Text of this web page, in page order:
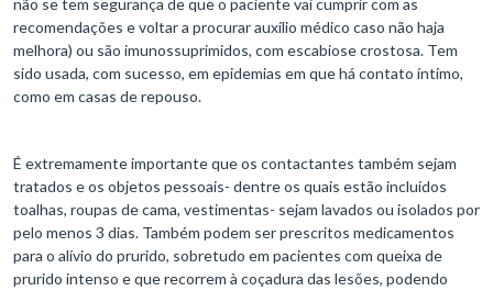
não se tem segurança de que o paciente vai cumprir com as
recomendações e voltar a procurar auxílio médico caso não haja
melhora) ou são imunossuprimidos, com escabiose crostosa. Tem
sido usada, com sucesso, em epidemias em que há contato íntimo,
como em casas de repouso.
É extremamente importante que os contactantes também sejam
tratados e os objetos pessoais- dentre os quais estão incluídos
toalhas, roupas de cama, vestimentas- sejam lavados ou isolados por
pelo menos 3 dias. Também podem ser prescritos medicamentos
para o alívio do prurido, sobretudo em pacientes com queixa de
prurido intenso e que recorrem à coçadura das lesões, podendo